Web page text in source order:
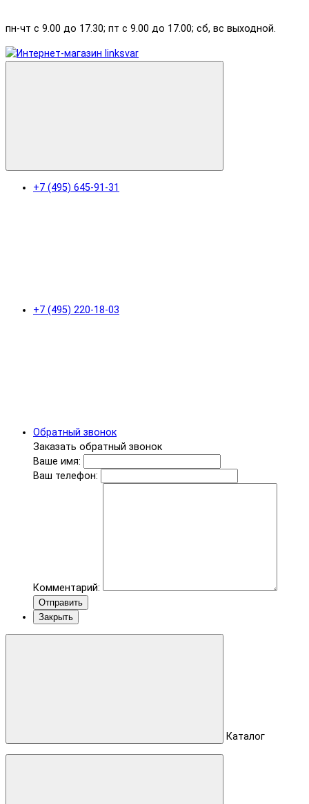
пн-чт с 9.00 до 17.30; пт с 9.00 до 17.00; сб, вс выходной.
+7 (495) 645-91-31
+7 (495) 220-18-03
Обратный звонок
Заказать обратный звонок
Ваше имя:
Ваш телефон:
Комментарий:
Отправить
Закрыть
Каталог